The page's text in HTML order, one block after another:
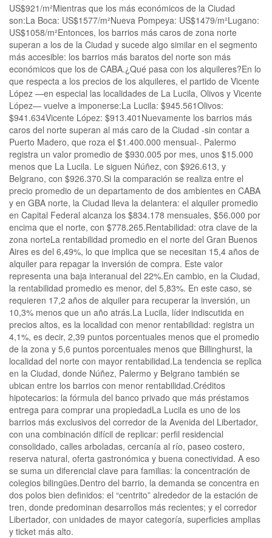
US$921/m²Mientras que los más económicos de la Ciudad
son:La Boca: US$1577/m²Nueva Pompeya: US$1479/m²Lugano:
US$1058/m²Entonces, los barrios más caros de zona norte
superan a los de la Ciudad y sucede algo similar en el segmento
más accesible: los barrios más baratos del norte son más
económicos que los de CABA.¿Qué pasa con los alquileres?En lo
que respecta a los precios de los alquileres, el partido de Vicente
López —en especial las localidades de La Lucila, Olivos y Vicente
López— vuelve a imponerse:La Lucila: $945.561Olivos:
$941.634Vicente López: $913.401Nuevamente los barrios más
caros del norte superan al más caro de la Ciudad -sin contar a
Puerto Madero, que roza el $1.400.000 mensual-. Palermo
registra un valor promedio de $930.005 por mes, unos $15.000
menos que La Lucila. Le siguen Núñez, con $926.613, y
Belgrano, con $926.370.Si la comparación se realiza entre el
precio promedio de un departamento de dos ambientes en CABA
y en GBA norte, la Ciudad lleva la delantera: el alquiler promedio
en Capital Federal alcanza los $834.178 mensuales, $56.000 por
encima que el norte, con $778.265.Rentabilidad: otra clave de la
zona norteLa rentabilidad promedio en el norte del Gran Buenos
Aires es del 6,49%, lo que implica que se necesitan 15,4 años de
alquiler para repagar la inversión de compra. Este valor
representa una baja interanual del 22%.En cambio, en la Ciudad,
la rentabilidad promedio es menor, del 5,83%. En este caso, se
requieren 17,2 años de alquiler para recuperar la inversión, un
10,3% menos que un año atrás.La Lucila, líder indiscutida en
precios altos, es la localidad con menor rentabilidad: registra un
4,1%, es decir, 2,39 puntos porcentuales menos que el promedio
de la zona y 5,6 puntos porcentuales menos que Billinghurst, la
localidad del norte con mayor rentabilidad.La tendencia se replica
en la Ciudad, donde Núñez, Palermo y Belgrano también se
ubican entre los barrios con menor rentabilidad.Créditos
hipotecarios: la fórmula del banco privado que más préstamos
entrega para comprar una propiedadLa Lucila es uno de los
barrios más exclusivos del corredor de la Avenida del Libertador,
con una combinación difícil de replicar: perfil residencial
consolidado, calles arboladas, cercanía al río, paseo costero,
reserva natural, oferta gastronómica y buena conectividad. A eso
se suma un diferencial clave para familias: la concentración de
colegios bilingües.Dentro del barrio, la demanda se concentra en
dos polos bien definidos: el “centrito” alrededor de la estación de
tren, donde predominan desarrollos más recientes; y el corredor
Libertador, con unidades de mayor categoría, superficies amplias
y ticket más alto.